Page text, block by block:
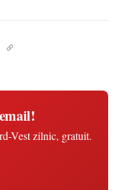
Vest zilnic, gratuit.